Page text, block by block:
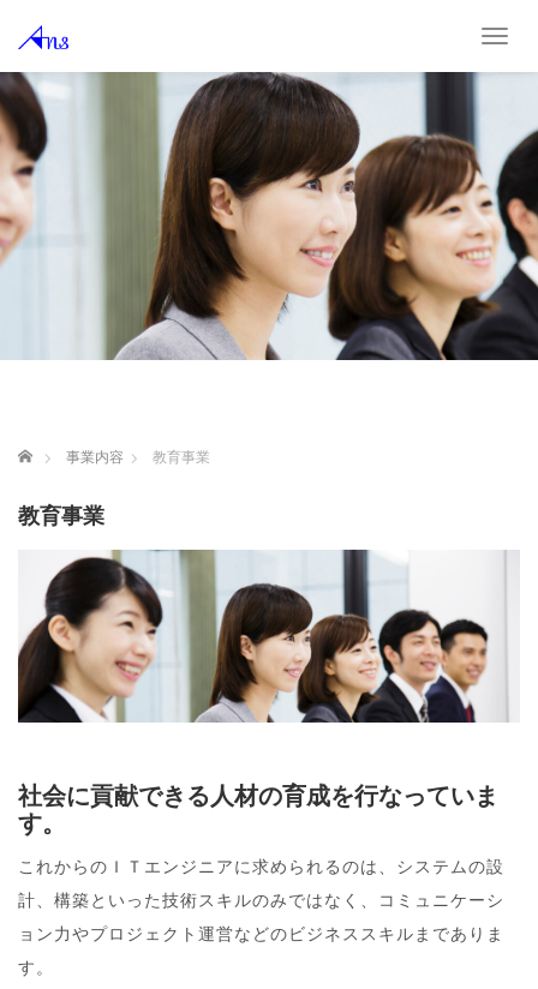
T
e
n
a
v
i
g
a
ホーム 事業内容 教育事業
教育事業
社会に貢献できる人材の育成を行なっていま
す。
これからのＩＴエンジニアに求められるのは、システムの設
計、構築といった技術スキルのみではなく、コミュニケーシ
ョン力やプロジェクト運営などのビジネススキルまでありま
す。